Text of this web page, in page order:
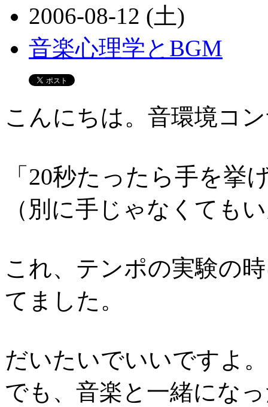
2006-08-12 (土)
音楽心理学とBGM
こんにちは。音環境コ
「20秒たったら手を挙
（別に手じゃなくても
これ、テンポの実験の
てました。
だいたいでいいですよ
でも、音楽と一緒にな